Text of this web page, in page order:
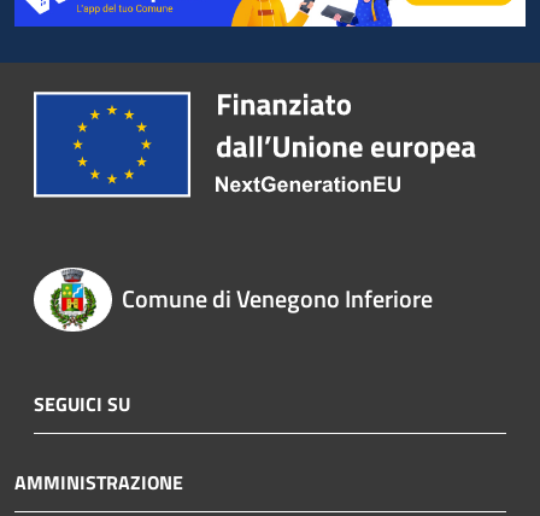
Comune di Venegono Inferiore
SEGUICI SU
AMMINISTRAZIONE